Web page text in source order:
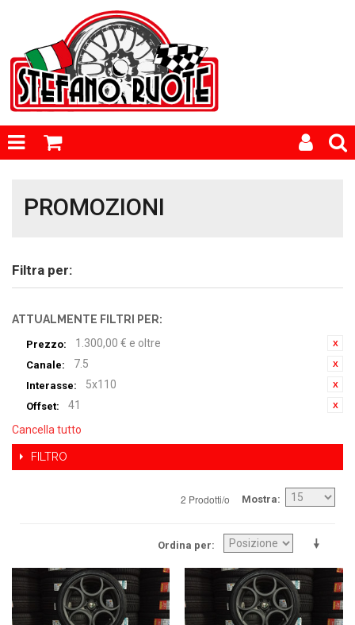
PROMOZIONI
Filtra per:
ATTUALMENTE FILTRI PER:
Prezzo: 1.300,00 € e oltre
Canale: 7.5
Interasse: 5x110
Offset:
41
Cancella tutto
FILTRO
2 Prodotti/o Mostra
Ordina per